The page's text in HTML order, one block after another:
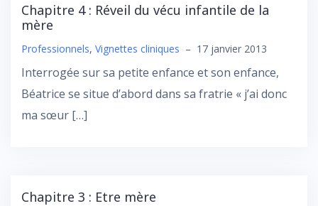
Chapitre 4 : Réveil du vécu infantile de la
mère
Professionnels, Vignettes cliniques – 17 janvier 2013
Interrogée sur sa petite enfance et son enfance,
Béatrice se situe d’abord dans sa fratrie « j’ai donc
ma sœur […]
Chapitre 3 : Etre mère